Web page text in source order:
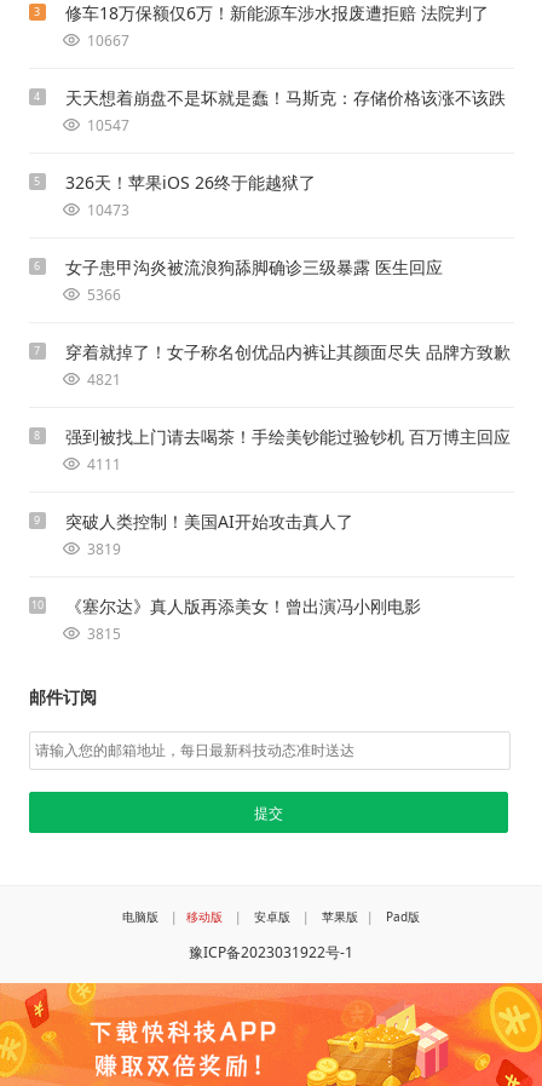
3 修车18万保额仅6万！新能源车涉水报废遭拒赔 法院判了
10667
4 天天想着崩盘不是坏就是蠢！马斯克：存储价格该涨不该跌
10547
5 326天！苹果iOS 26终于能越狱了
10473
6 女子患甲沟炎被流浪狗舔脚确诊三级暴露 医生回应
5366
7 穿着就掉了！女子称名创优品内裤让其颜面尽失 品牌方致歉
4821
8 强到被找上门请去喝茶！手绘美钞能过验钞机 百万博主回应
4111
9 突破人类控制！美国AI开始攻击真人了
3819
10 《塞尔达》真人版再添美女！曾出演冯小刚电影
3815
邮件订阅
电脑版 | 移动版 | 安卓版 | 苹果版 | Pad版
豫ICP备2023031922号-1